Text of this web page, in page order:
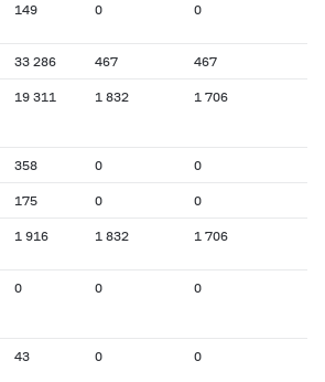
149 0 0
33 286 467 467
19 311 1 832 1 706
358 0 0
175 0 0
1 916 1 832 1 706
0 0 0
43 0 0